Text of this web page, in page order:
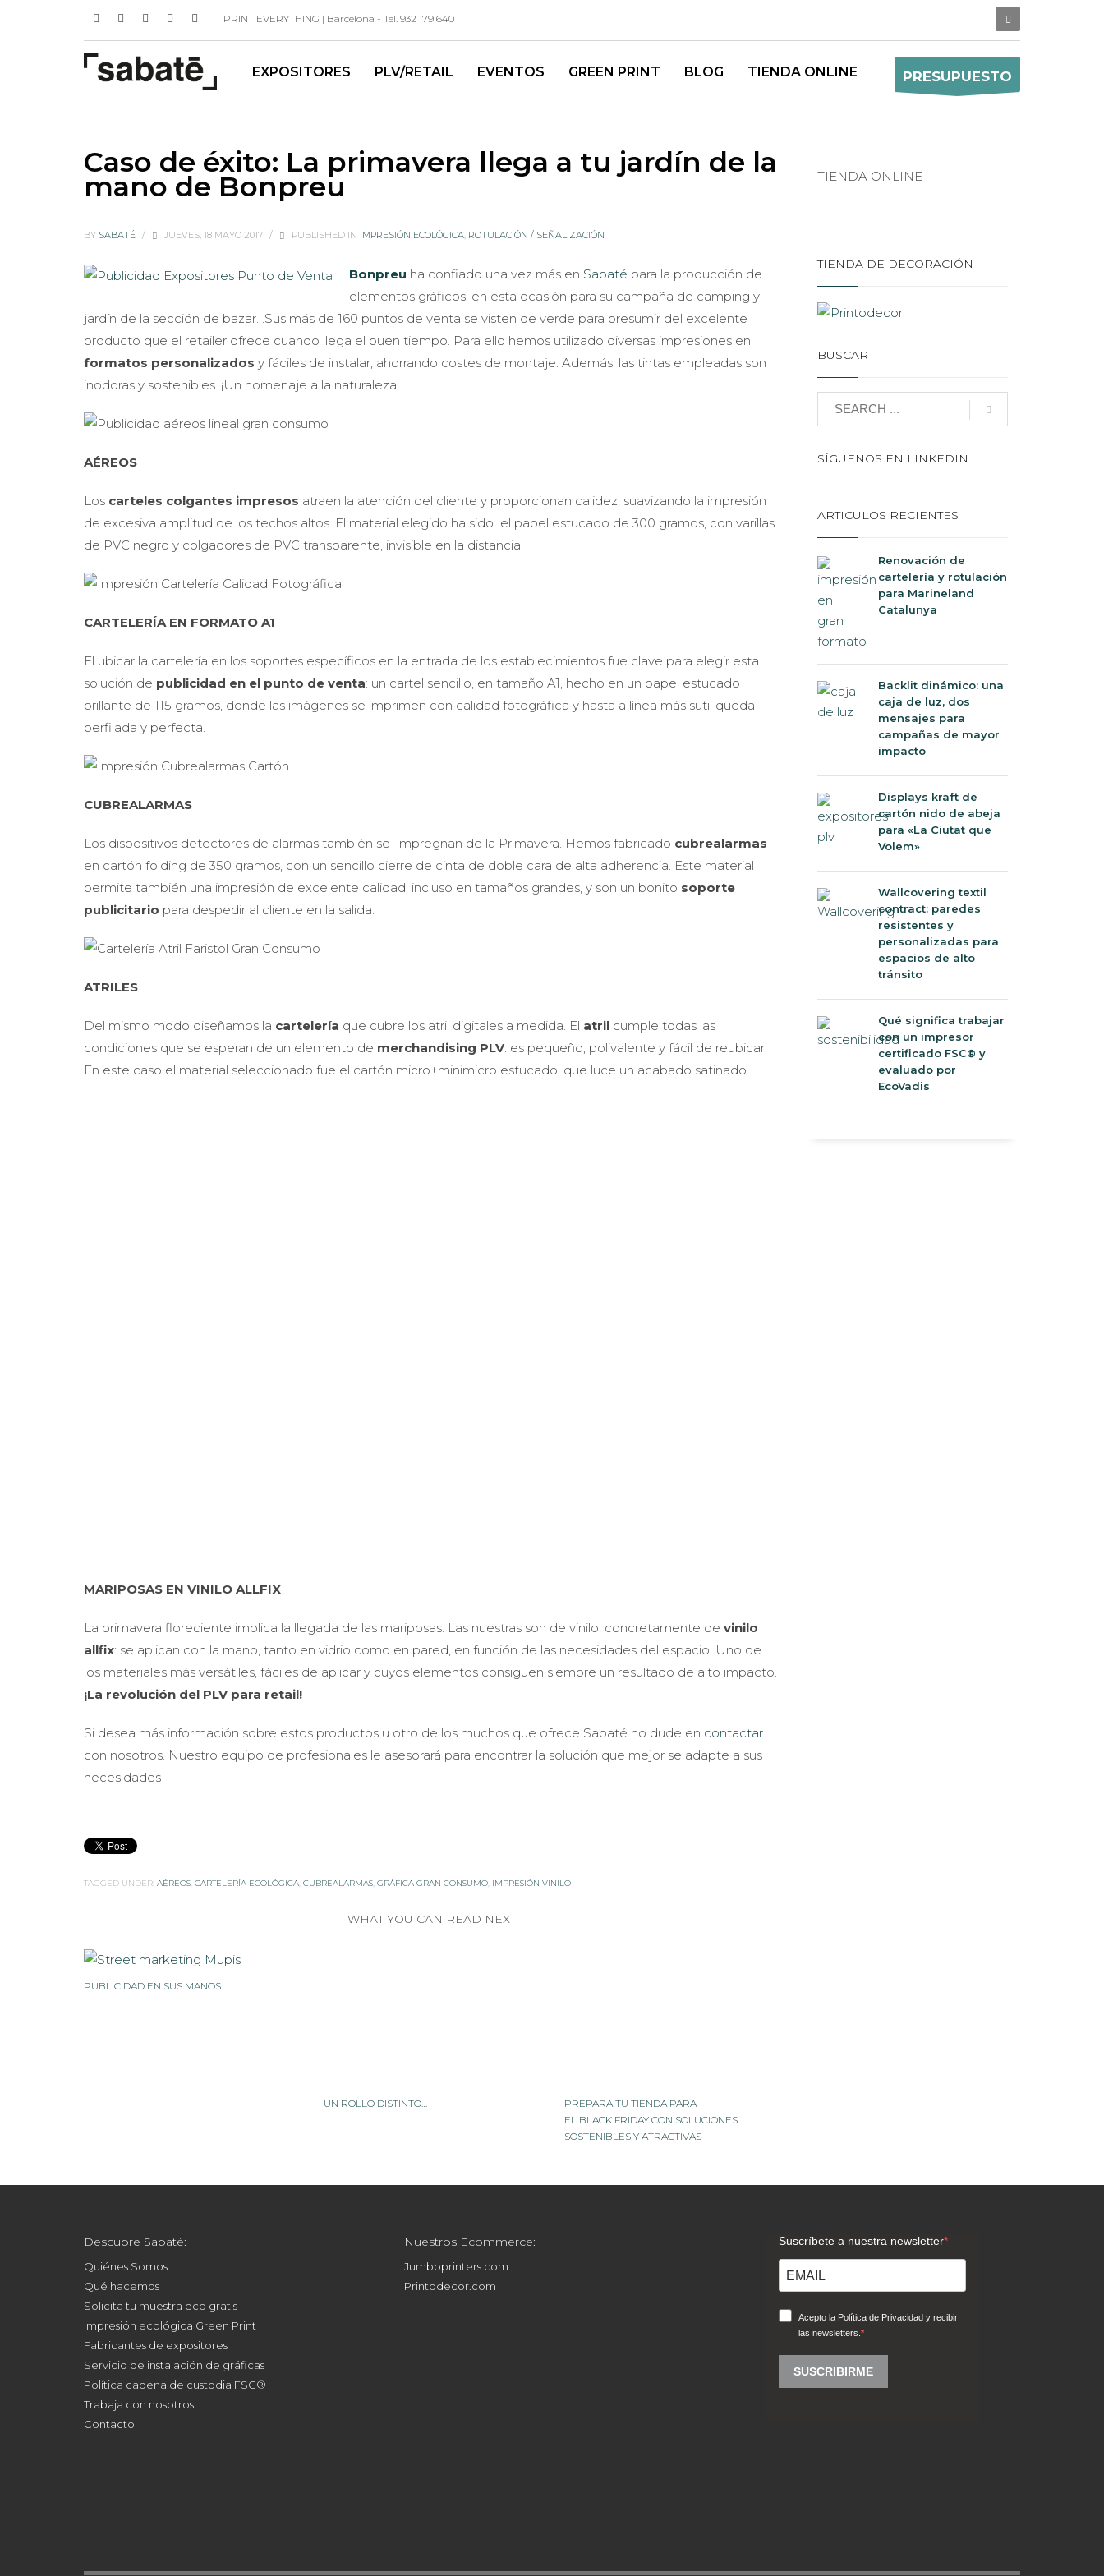
PRINT EVERYTHING | Barcelona - Tel. 932 179 640
EXPOSITORES PLV/RETAIL EVENTOS GREEN PRINT BLOG TIENDA ONLINE PRESUPUESTO
Caso de éxito: La primavera llega a tu jardín de la
mano de Bonpreu
BY SABATÉ / JUEVES, 18 MAYO 2017 / PUBLISHED IN IMPRESIÓN ECOLÓGICA, ROTULACIÓN / SEÑALIZACIÓN
Bonpreu ha confiado una vez más en Sabaté para la producción de
elementos gráficos, en esta ocasión para su campaña de camping y
jardín de la sección de bazar. .Sus más de 160 puntos de venta se visten de verde para presumir del excelente
producto que el retailer ofrece cuando llega el buen tiempo. Para ello hemos utilizado diversas impresiones en
formatos personalizados y fáciles de instalar, ahorrando costes de montaje. Además, las tintas empleadas son
inodoras y sostenibles. ¡Un homenaje a la naturaleza!
AÉREOS
Los carteles colgantes impresos atraen la atención del cliente y proporcionan calidez, suavizando la impresión
de excesiva amplitud de los techos altos. El material elegido ha sido el papel estucado de 300 gramos, con varillas
de PVC negro y colgadores de PVC transparente, invisible en la distancia.
CARTELERÍA EN FORMATO A1
El ubicar la cartelería en los soportes específicos en la entrada de los establecimientos fue clave para elegir esta
solución de publicidad en el punto de venta: un cartel sencillo, en tamaño A1, hecho en un papel estucado
brillante de 115 gramos, donde las imágenes se imprimen con calidad fotográfica y hasta a línea más sutil queda
perfilada y perfecta.
CUBREALARMAS
Los dispositivos detectores de alarmas también se impregnan de la Primavera. Hemos fabricado cubrealarmas
en cartón folding de 350 gramos, con un sencillo cierre de cinta de doble cara de alta adherencia. Este material
permite también una impresión de excelente calidad, incluso en tamaños grandes, y son un bonito soporte
publicitario para despedir al cliente en la salida.
ATRILES
Del mismo modo diseñamos la cartelería que cubre los atril digitales a medida. El atril cumple todas las
condiciones que se esperan de un elemento de merchandising PLV: es pequeño, polivalente y fácil de reubicar.
En este caso el material seleccionado fue el cartón micro+minimicro estucado, que luce un acabado satinado.
MARIPOSAS EN VINILO ALLFIX
La primavera floreciente implica la llegada de las mariposas. Las nuestras son de vinilo, concretamente de vinilo
allfix: se aplican con la mano, tanto en vidrio como en pared, en función de las necesidades del espacio. Uno de
los materiales más versátiles, fáciles de aplicar y cuyos elementos consiguen siempre un resultado de alto impacto.
¡La revolución del PLV para retail!
Si desea más información sobre estos productos u otro de los muchos que ofrece Sabaté no dude en contactar
con nosotros. Nuestro equipo de profesionales le asesorará para encontrar la solución que mejor se adapte a sus
necesidades
TAGGED UNDER: AÉREOS CARTELERÍA ECOLÓGICA CUBREALARMAS GRÁFICA GRAN CONSUMO IMPRESIÓN VINILO
WHAT YOU CAN READ NEXT
PUBLICIDAD EN SUS MANOS
PREPARA TU TIENDA PARA
EL BLACK FRIDAY CON SOLUCIONES
SOSTENIBLES Y ATRACTIVAS
TIENDA ONLINE
TIENDA DE DECORACIÓN
BUSCAR
SÍGUENOS EN LINKEDIN
ARTICULOS RECIENTES
Renovación de
cartelería y rotulación
para Marineland
Catalunya
Backlit dinámico: una
caja de luz, dos
mensajes para
campañas de mayor
impacto
Displays kraft de
cartón nido de abeja
para «La Ciutat que
Volem»
Wallcovering textil
contract: paredes
resistentes y
personalizadas para
espacios de alto
tránsito
Qué significa trabajar
con un impresor
certificado FSC® y
evaluado por
EcoVadis
Descubre Sabaté:
Quiénes Somos
Qué hacemos
Solicita tu muestra eco gratis
Impresión ecológica Green Print
Fabricantes de expositores
Servicio de instalación de gráficas
Política cadena de custodia FSC®
Trabaja con nosotros
Contacto
Nuestros Ecommerce:
Jumboprinters.com
Printodecor.com